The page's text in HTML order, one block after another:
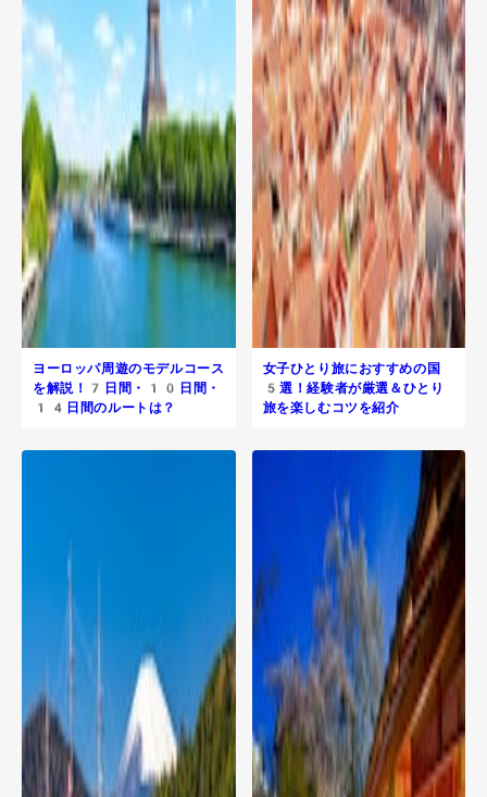
ヨーロッパ周遊のモデルコース
を解説！7日間・10日間・
14日間のルートは？
女子ひとり旅におすすめの国
5選！経験者が厳選＆ひとり
旅を楽しむコツを紹介